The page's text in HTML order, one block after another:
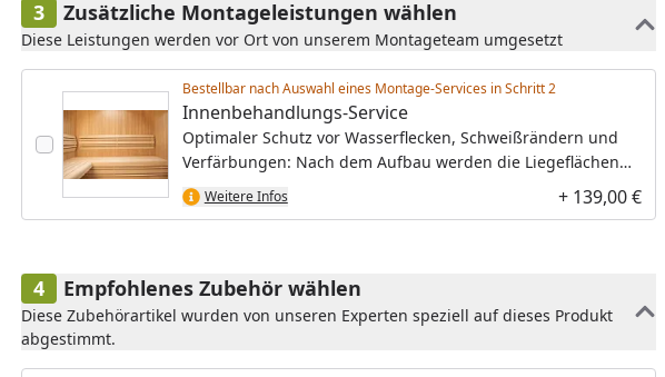
Zusätzliche Montageleistungen wählen
Diese Leistungen werden vor Ort von unserem Montageteam umgesetzt
Bestellbar nach Auswahl eines Montage-Services in Schritt
Innenbehandlungs-Service
Optimaler Schutz vor Wasserflecken, Schweißrändern und
Verfärbungen: Nach dem Aufbau werden die Liegeflächen
und Rückenlehnen mit einer speziellen, hochwertigen
Sauna-Pflegemilch behandelt.
Weitere Infos + 139,00 €
Empfohlenes Zubehör wählen
Diese Zubehörartikel wurden von unseren Experten speziell auf dieses Produkt
abgestimmt.